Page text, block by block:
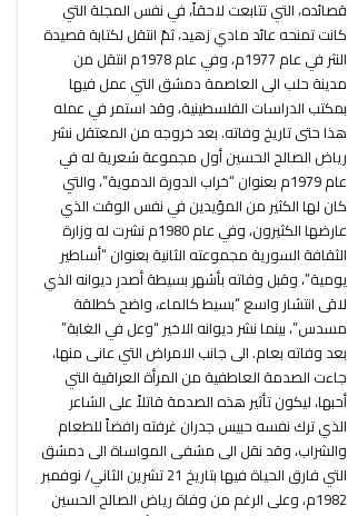
قصائده، التي تتابعت لاحقاً، في نفس المجلة التي
كانت تمنحه عائد مادي زهيد، ثمّ انتقل لكتابة قصيدة
النثر في عام 1977م، وفي عام 1978م انتقل من
مدينة حلب الى العاصمة دمشق التي عمل فيها
بمكتب الدراسات الفلسطينية، وقد استمر في عمله
هذا حتى تاريخ وفاته. بعد خروجه من المعتقل نشر
رياض الصالح الحسين أول مجموعة شعرية له في
عام 1979م بعنوان “خراب الدورة الدموية”، والتي
كان لها الكثير من المؤيدين في نفس الوقت الذي
عارضها الكثيرون، وفي عام 1980م نشرت له وزارة
الثقافة السورية مجموعته الثانية بعنوان “أساطير
يومية”، وقبل وفاته بأشهر بسيطة أصدر ديوانه الذي
لاقى انتشار واسع “بسيط كالماء، واضح كطلقة
مسدس”، بينما نشر ديوانه الاخير “وعل في الغابة”
بعد وفاته بعام. الى جانب الامراض التي عانى منها،
جاءت الصدمة العاطفية من المرأة العراقية التي
أحبها، ليكون تأثير هذه الصدمة قاتلاً على الشاعر
الذي ترك نفسه حبيس جدران غرفته رافضاً للطعام
والشراب، وقد نقل الى مشفى المواساة الى دمشق
التي فارق الحياة فيها بتاريخ 21 تشرين الثاني/ نوفمبر
1982م، وعلى الرغم من وفاة رياض الصالح الحسين